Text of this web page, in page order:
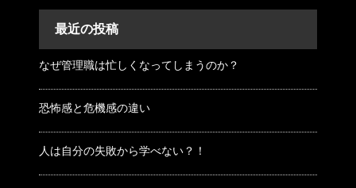
最近の投稿
なぜ管理職は忙しくなってしまうのか？
恐怖感と危機感の違い
人は自分の失敗から学べない？！